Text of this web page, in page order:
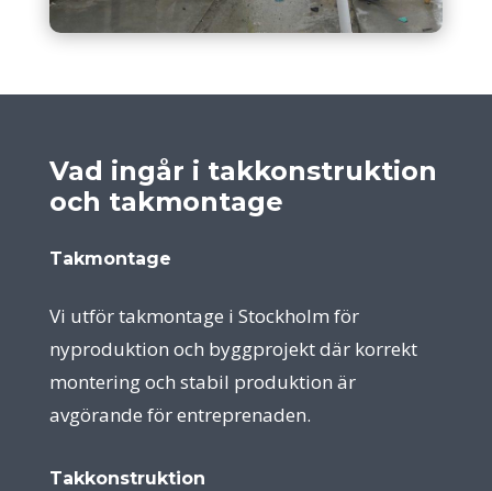
Vad ingår i takkonstruktion
och takmontage
Takmontage
Vi utför takmontage i Stockholm för
nyproduktion och byggprojekt där korrekt
montering och stabil produktion är
avgörande för entreprenaden.
Takkonstruktion